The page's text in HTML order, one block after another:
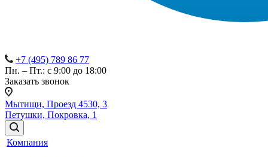
+7 (495) 789 86 77
Пн. – Пт.: с 9:00 до 18:00
Заказать звонок
Мытищи, Проезд 4530, 3
Петушки, Покровка, 1
Компания